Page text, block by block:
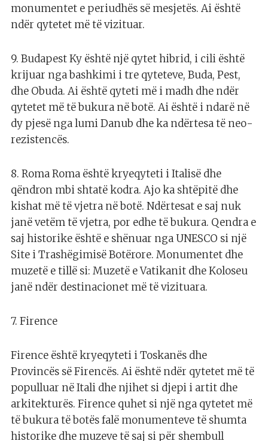
monumentet e periudhës së mesjetës. Ai është
ndër qytetet më të vizituar.
9. Budapest Ky është një qytet hibrid, i cili është
krijuar nga bashkimi i tre qyteteve, Buda, Pest,
dhe Obuda. Ai është qyteti më i madh dhe ndër
qytetet më të bukura në botë. Ai është i ndarë në
dy pjesë nga lumi Danub dhe ka ndërtesa të neo-
rezistencës.
8. Roma Roma është kryeqyteti i Italisë dhe
qëndron mbi shtatë kodra. Ajo ka shtëpitë dhe
kishat më të vjetra në botë. Ndërtesat e saj nuk
janë vetëm të vjetra, por edhe të bukura. Qendra e
saj historike është e shënuar nga UNESCO si një
Site i Trashëgimisë Botërore. Monumentet dhe
muzetë e tillë si: Muzetë e Vatikanit dhe Koloseu
janë ndër destinacionet më të vizituara.
7. Firence
Firence është kryeqyteti i Toskanës dhe
Provincës së Firencës. Ai është ndër qytetet më të
populluar në Itali dhe njihet si djepi i artit dhe
arkitekturës. Firence quhet si një nga qytetet më
të bukura të botës falë monumenteve të shumta
historike dhe muzeve të saj si për shembull